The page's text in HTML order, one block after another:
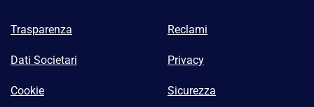
Trasparenza Reclami
Dati Societari Privacy
Cookie Sicurezza